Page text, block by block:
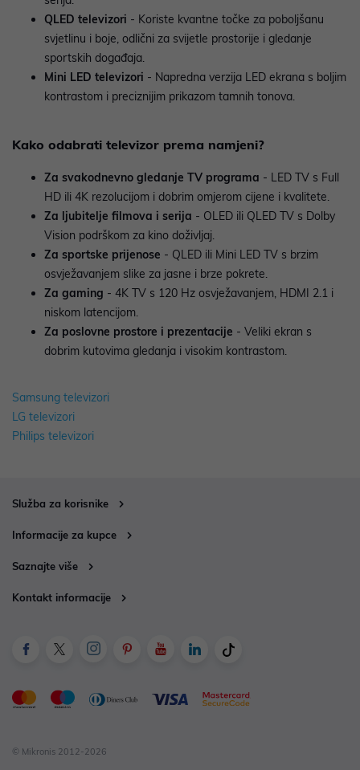
QLED televizori - Koriste kvantne točke za poboljšanu
svjetlinu i boje, odlični za svijetle prostorije i gledanje
sportskih događaja.
Mini LED televizori - Napredna verzija LED ekrana s boljim
kontrastom i preciznijim prikazom tamnih tonova.
Kako odabrati televizor prema namjeni?
Za svakodnevno gledanje TV programa - LED TV s Full
HD ili 4K rezolucijom i dobrim omjerom cijene i kvalitete.
Za ljubitelje filmova i serija - OLED ili QLED TV s Dolby
Vision podrškom za kino doživljaj.
Za sportske prijenose - QLED ili Mini LED TV s brzim
osvježavanjem slike za jasne i brze pokrete.
Za gaming - 4K TV s 120 Hz osvježavanjem, HDMI 2.1 i
niskom latencijom.
Za poslovne prostore i prezentacije - Veliki ekran s
dobrim kutovima gledanja i visokim kontrastom.
Samsung televizori
LG televizori
Philips televizori
Služba za korisnike
Informacije za kupce
Saznajte više
Kontakt informacije
© Mikronis 2012-2026